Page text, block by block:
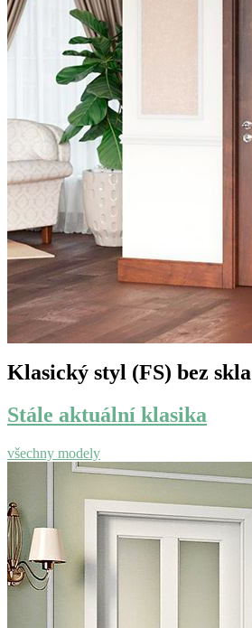
Klasický styl (FS) bez skla
Stále aktuální klasika
všechny modely